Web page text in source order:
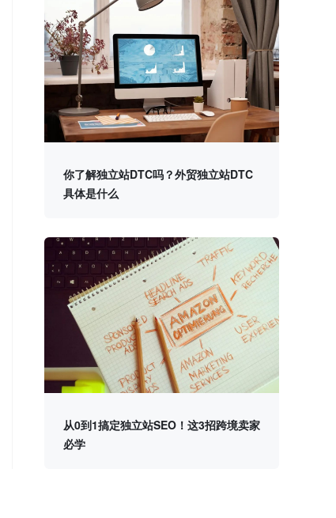
你了解独立站DTC吗？外贸独立站DTC
具体是什么
从0到1搞定独立站SEO！这3招跨境卖家
必学